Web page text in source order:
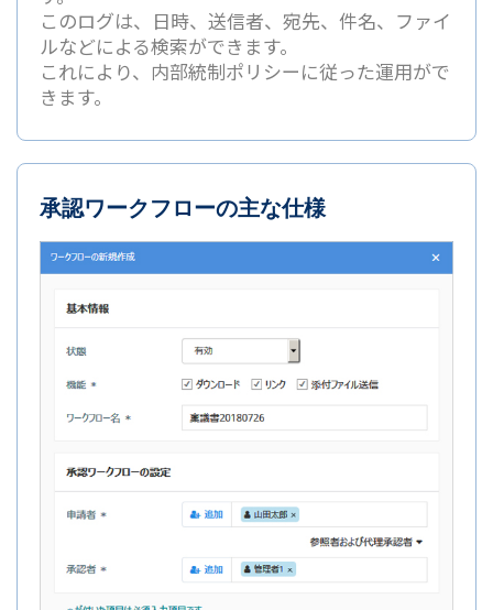
このログは、日時、送信者、宛先、件名、ファイ
ルなどによる検索ができます。
これにより、内部統制ポリシーに従った運用がで
きます。
承認ワークフローの主な仕様